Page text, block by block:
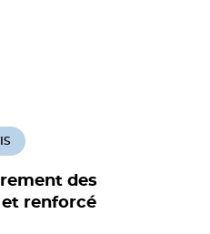
des
et renforcé